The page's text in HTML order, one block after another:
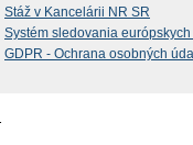
Stáž v Kancelárii NR SR
Systém sledovania
GDPR - Ochrana osobných